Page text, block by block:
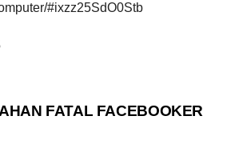
#ixzz25SdO0Stb
FATAL FACEBOOKER